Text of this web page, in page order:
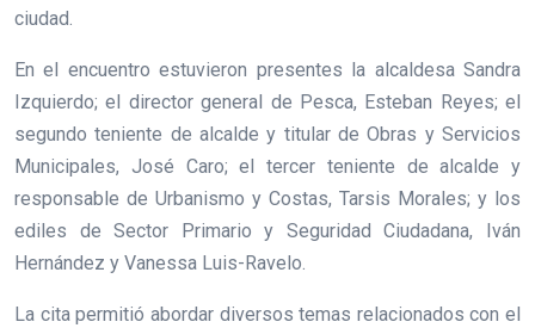
ciudad.
En el encuentro estuvieron presentes la alcaldesa Sandra
Izquierdo; el director general de Pesca, Esteban Reyes; el
segundo teniente de alcalde y titular de Obras y Servicios
Municipales, José Caro; el tercer teniente de alcalde y
responsable de Urbanismo y Costas, Tarsis Morales; y los
ediles de Sector Primario y Seguridad Ciudadana, Iván
Hernández y Vanessa Luis-Ravelo.
La cita permitió abordar diversos temas relacionados con el